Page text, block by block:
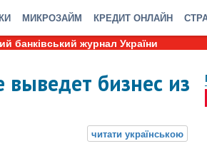
МИКРОЗАЙМ КРЕДИТ ОНЛАЙН
банківський журнал України
бизнес из